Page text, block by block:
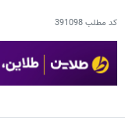
کد مطلب391098